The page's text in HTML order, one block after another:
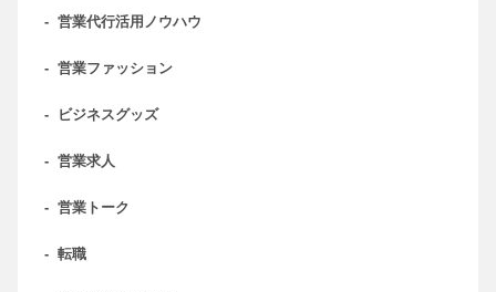
- 営業代行活用ノウハウ
- 営業ファッション
- ビジネスグッズ
- 営業求人
- 営業トーク
- 転職